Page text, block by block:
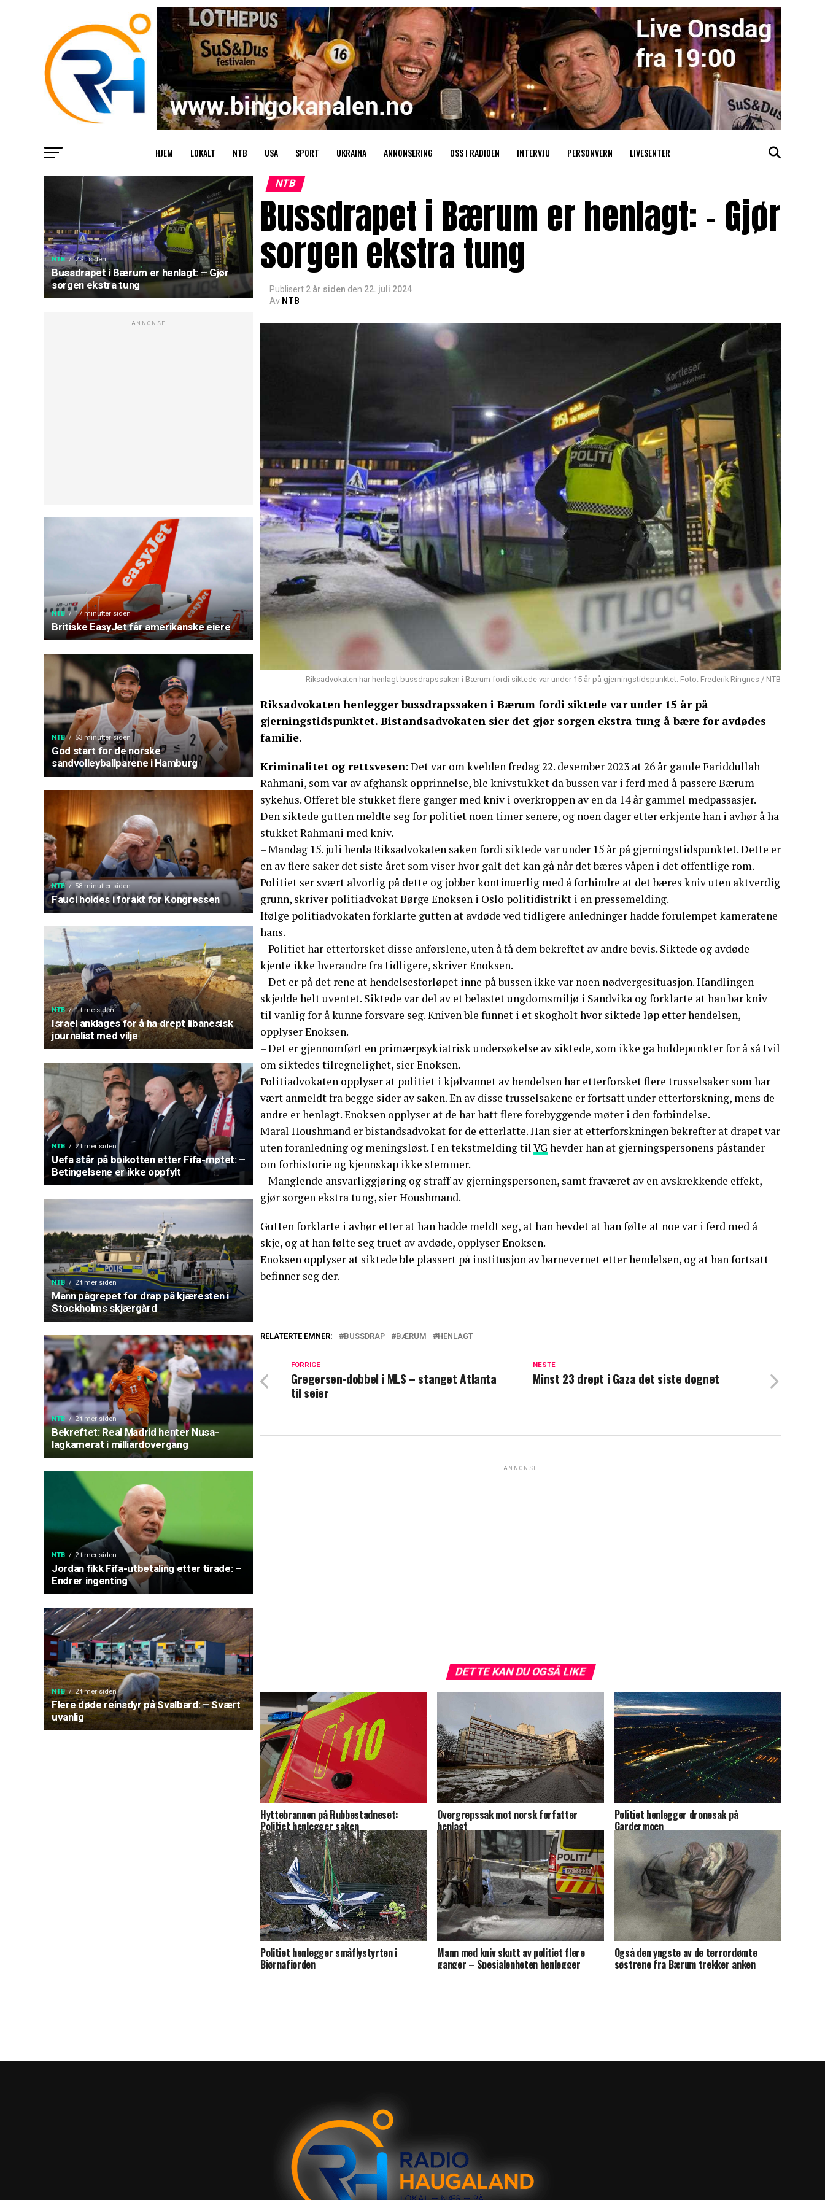
HJEM LOKALT NTB USA SPORT UKRAINA ANNONSERING OSS I RADIOEN INTERVJU PERSONVERN LIVESENTER
NTB 2 år siden
Bussdrapet i Bærum er henlagt: – Gjør
sorgen ekstra tung
ANNONSE
NTB 17 minutter siden
Britiske EasyJet får amerikanske eiere
NTB 53 minutter siden
God start for de norske
sandvolleyballparene i Hamburg
NTB 58 minutter siden
Fauci holdes i forakt for Kongressen
NTB 1 time siden
Israel anklages for å ha drept libanesisk
journalist med vilje
NTB 2 timer siden
Uefa står på boikotten etter Fifa-møtet: –
Betingelsene er ikke oppfylt
NTB 2 timer siden
Mann pågrepet for drap på kjæresten i
Stockholms skjærgård
NTB 2 timer siden
Bekreftet: Real Madrid henter Nusa-
lagkamerat i milliardovergang
NTB 2 timer siden
Jordan fikk Fifa-utbetaling etter tirade: –
Endrer ingenting
NTB 2 timer siden
Flere døde reinsdyr på Svalbard: – Svært
uvanlig
NTB
Bussdrapet i Bærum er henlagt: – Gjør
sorgen ekstra tung
Publisert 2 år siden den 22. juli 2024
Av NTB
Riksadvokaten har henlagt bussdrapssaken i Bærum fordi siktede var under 15 år på gjerningstidspunktet. Foto: Frederik Ringnes / NTB
Riksadvokaten henlegger bussdrapssaken i Bærum fordi siktede var under 15 år på
gjerningstidspunktet. Bistandsadvokaten sier det gjør sorgen ekstra tung å bære for avdødes
familie.
Kriminalitet og rettsvesen: Det var om kvelden fredag 22. desember 2023 at 26 år gamle Fariddullah
Rahmani, som var av afghansk opprinnelse, ble knivstukket da bussen var i ferd med å passere Bærum
sykehus. Offeret ble stukket flere ganger med kniv i overkroppen av en da 14 år gammel medpassasjer.
Den siktede gutten meldte seg for politiet noen timer senere, og noen dager etter erkjente han i avhør å ha
stukket Rahmani med kniv.
– Mandag 15. juli henla Riksadvokaten saken fordi siktede var under 15 år på gjerningstidspunktet. Dette er
en av flere saker det siste året som viser hvor galt det kan gå når det bæres våpen i det offentlige rom.
Politiet ser svært alvorlig på dette og jobber kontinuerlig med å forhindre at det bæres kniv uten aktverdig
grunn, skriver politiadvokat Børge Enoksen i Oslo politidistrikt i en pressemelding.
Ifølge politiadvokaten forklarte gutten at avdøde ved tidligere anledninger hadde forulempet kameratene
hans.
– Politiet har etterforsket disse anførslene, uten å få dem bekreftet av andre bevis. Siktede og avdøde
kjente ikke hverandre fra tidligere, skriver Enoksen.
– Det er på det rene at hendelsesforløpet inne på bussen ikke var noen nødvergesituasjon. Handlingen
skjedde helt uventet. Siktede var del av et belastet ungdomsmiljø i Sandvika og forklarte at han bar kniv
til vanlig for å kunne forsvare seg. Kniven ble funnet i et skogholt hvor siktede løp etter hendelsen,
opplyser Enoksen.
– Det er gjennomført en primærpsykiatrisk undersøkelse av siktede, som ikke ga holdepunkter for å så tvil
om siktedes tilregnelighet, sier Enoksen.
Politiadvokaten opplyser at politiet i kjølvannet av hendelsen har etterforsket flere trusselsaker som har
vært anmeldt fra begge sider av saken. En av disse trusselsakene er fortsatt under etterforskning, mens de
andre er henlagt. Enoksen opplyser at de har hatt flere forebyggende møter i den forbindelse.
Maral Houshmand er bistandsadvokat for de etterlatte. Han sier at etterforskningen bekrefter at drapet var
uten foranledning og meningsløst. I en tekstmelding tilVGhevder han at gjerningspersonens påstander
om forhistorie og kjennskap ikke stemmer.
– Manglende ansvarliggjøring og straff av gjerningspersonen, samt fraværet av en avskrekkende effekt,
gjør sorgen ekstra tung, sier Houshmand.
Gutten forklarte i avhør etter at han hadde meldt seg, at han hevdet at han følte at noe var i ferd med å
skje, og at han følte seg truet av avdøde, opplyser Enoksen.
Enoksen opplyser at siktede ble plassert på institusjon av barnevernet etter hendelsen, og at han fortsatt
befinner seg der.
RELATERTE EMNER: BUSSDRAP BÆRUM HENLAGT
NESTE
Minst 23 drept i Gaza det siste døgnet
FORRIGE
Gregersen-dobbel i MLS – stanget Atlanta
til seier
ANNONSE
DETTE KAN DU OGSÅ LIKE
Hyttebrannen på Rubbestadneset:
Politiet henlegger saken
Overgreps­sak mot norsk forfatter
henlagt
Politiet henlegger dronesak på
Gardermoen
Politiet henlegger småflystyrten i
Bjørnafjorden
Mann med kniv skutt av politiet flere
ganger – Spesialenheten henlegger
Også den yngste av de terrordømte
søstrene fra Bærum trekker anken